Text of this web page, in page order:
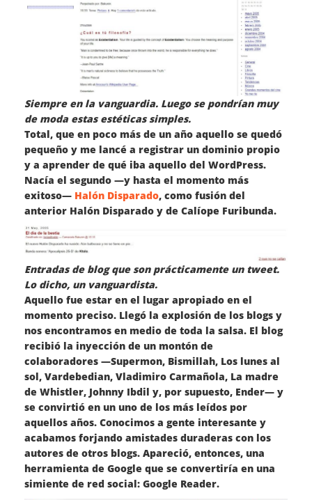
Siempre en la vanguardia. Luego se pondrían muy
de moda estas estéticas simples.
Total, que en poco más de un año aquello se quedó
pequeño y me lancé a registrar un dominio propio
y a aprender de qué iba aquello del WordPress.
Nacía el segundo —y hasta el momento más
exitoso— Halón Disparado, como fusión del
anterior Halón Disparado y de Calíope Furibunda.
Entradas de blog que son prácticamente un tweet.
Lo dicho, un vanguardista.
Aquello fue estar en el lugar apropiado en el
momento preciso. Llegó la explosión de los blogs y
nos encontramos en medio de toda la salsa. El blog
recibió la inyección de un montón de
colaboradores —Supermon, Bismillah, Los lunes al
sol, Vardebedian, Vladimiro Carmañola, La madre
de Whistler, Johnny Ibdil y, por supuesto, Ender— y
se convirtió en un uno de los más leídos por
aquellos años. Conocimos a gente interesante y
acabamos forjando amistades duraderas con los
autores de otros blogs. Apareció, entonces, una
herramienta de Google que se convertiría en una
simiente de red social: Google Reader.